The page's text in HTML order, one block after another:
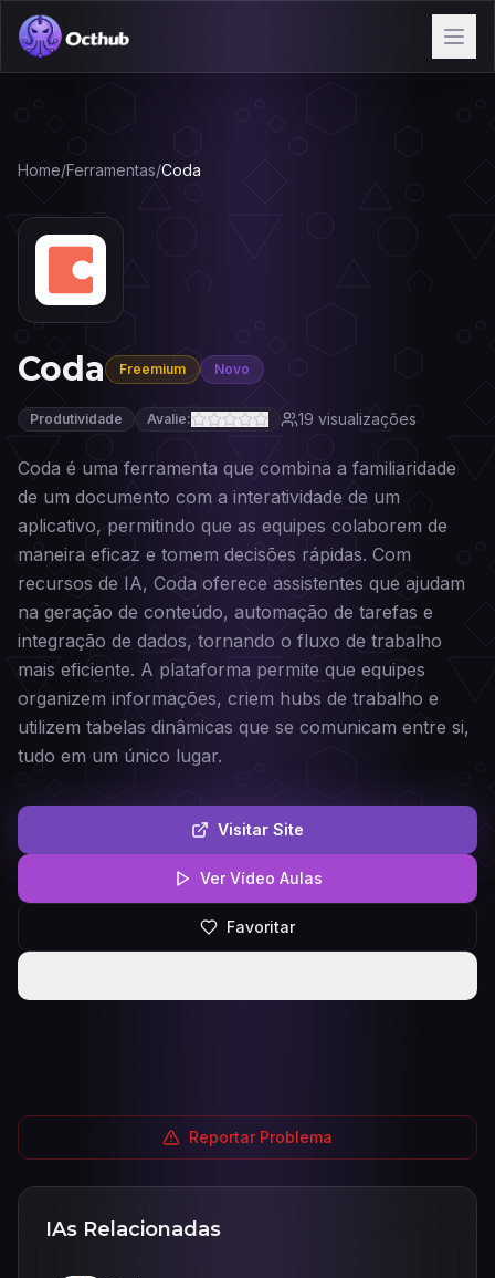
Home/Ferramentas/Coda
Coda Freemium Novo
Produtividade Avalie: 19 visualizações
Coda é uma ferramenta que combina a familiaridade
de um documento com a interatividade de um
aplicativo, permitindo que as equipes colaborem de
maneira eficaz e tomem decisões rápidas. Com
recursos de IA, Coda oferece assistentes que ajudam
na geração de conteúdo, automação de tarefas e
integração de dados, tornando o fluxo de trabalho
mais eficiente. A plataforma permite que equipes
organizem informações, criem hubs de trabalho e
utilizem tabelas dinâmicas que se comunicam entre si,
tudo em um único lugar.
Visitar Site
Ver Vídeo Aulas
Favoritar
Reportar Problema
IAs Relacionadas